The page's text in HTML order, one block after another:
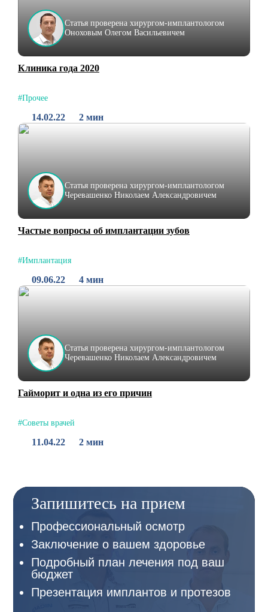
Статья проверена хирургом-имплантологом
Оноховым Олегом Васильевичем
Клиника года 2020
#Прочее
14.02.22 2 мин
Статья проверена хирургом-имплантологом
Черевашенко Николаем Александровичем
Частые вопросы об имплантации зубов
#Имплантация
09.06.22 4 мин
Статья проверена хирургом-имплантологом
Черевашенко Николаем Александровичем
Гайморит и одна из его причин
#Советы врачей
11.04.22 2 мин
Запишитесь на прием
Профессиональный осмотр
Заключение о вашем здоровье
Подробный план лечения под ваш
бюджет
Презентация имплантов и протезов